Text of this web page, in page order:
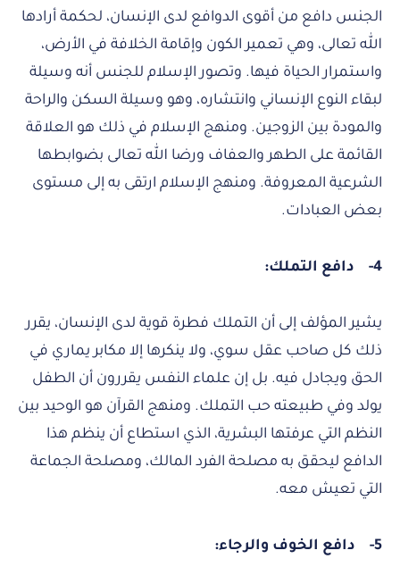
الجنس دافع من أقوى الدوافع لدى الإنسان، لحكمة أرادها
الله تعالى، وهي تعمير الكون وإقامة الخلافة في الأرض،
واستمرار الحياة فيها. وتصور الإسلام للجنس أنه وسيلة
لبقاء النوع الإنساني وانتشاره، وهو وسيلة السكن والراحة
والمودة بين الزوجين. ومنهج الإسلام في ذلك هو العلاقة
القائمة على الطهر والعفاف ورضا الله تعالى بضوابطها
الشرعية المعروفة. ومنهج الإسلام ارتقى به إلى مستوى
بعض العبادات.
4- دافع التملك:
يشير المؤلف إلى أن التملك فطرة قوية لدى الإنسان، يقرر
ذلك كل صاحب عقل سوي، ولا ينكرها إلا مكابر يماري في
الحق ويجادل فيه. بل إن علماء النفس يقررون أن الطفل
يولد وفي طبيعته حب التملك. ومنهج القرآن هو الوحيد بين
النظم التي عرفتها البشرية، الذي استطاع أن ينظم هذا
الدافع ليحقق به مصلحة الفرد المالك، ومصلحة الجماعة
التي تعيش معه.
5- دافع الخوف والرجاء: